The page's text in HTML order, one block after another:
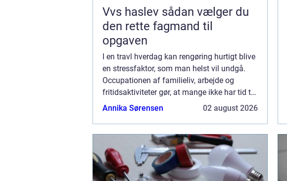
Vvs haslev sådan vælger du
den rette fagmand til
opgaven
I en travl hverdag kan rengøring hurtigt blive
en stressfaktor, som man helst vil undgå.
Occupationen af familieliv, arbejde og
fritidsaktiviteter gør, at mange ikke har tid til
at holde hjemmet rent. Heldigvis findes der
Annika Sørensen 02 august 2026